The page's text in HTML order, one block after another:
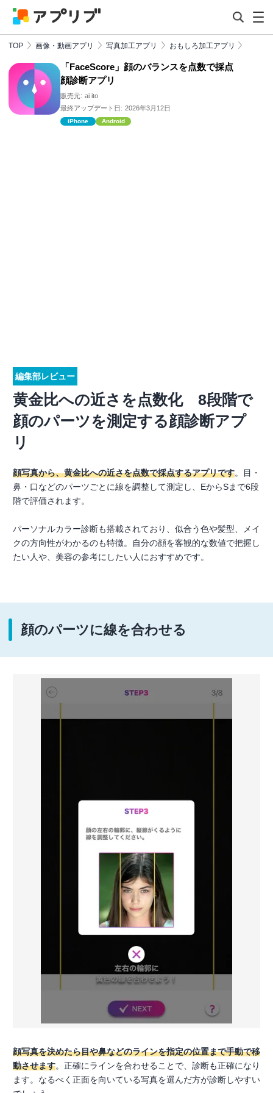
TOP 画像・動画アプリ 写真加工アプリ おもしろ加工アプリ
「FaceScore」顔のバランスを点数で採点
顔診断アプリ
販売元: ai ito
最終アップデート日: 2026年3月12日
iPhone Android
編集部レビュー
黄金比への近さを点数化 8段階で
顔のパーツを測定する顔診断アプ
リ
顔写真から、黄金比への近さを点数で採点するアプリです。目・
鼻・口などのパーツごとに線を調整して測定し、EからSまで6段
階で評価されます。
パーソナルカラー診断も搭載されており、似合う色や髪型、メイ
クの方向性がわかるのも特徴。自分の顔を客観的な数値で把握し
たい人や、美容の参考にしたい人におすすめです。
顔のパーツに線を合わせる
顔写真を決めたら目や鼻などのラインを指定の位置まで手動で移
動させます。正確にラインを合わせることで、診断も正確になり
ます。なるべく正面を向いている写真を選んだ方が診断しやすい